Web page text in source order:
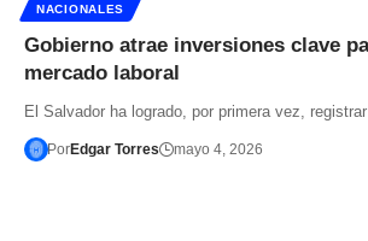
NACIONALES
Gobierno atrae inversiones clave
mercado laboral
El Salvador ha logrado, por primera vez,
PorEdgar Torres mayo 4, 2026